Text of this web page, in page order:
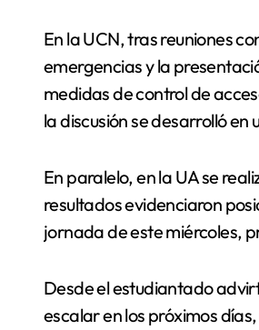
En la UCN, tras reuniones
emergencias y la
medidas de control de
la discusión se desarrolló
En paralelo, en la UA se
resultados evidenciaron
jornada de este miércoles,
Desde el estudiantado
escalar en los próximos